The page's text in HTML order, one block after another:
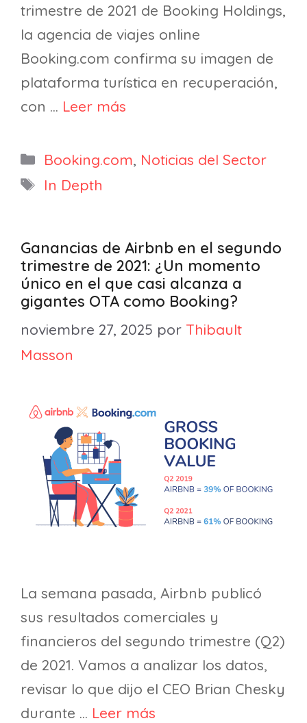
trimestre de 2021 de Booking Holdings,
la agencia de viajes online
Booking.com confirma su imagen de
plataforma turística en recuperación,
con … Leer más
Categorías
Booking.com, Noticias del Sector
Etiquetas
In Depth
Ganancias de Airbnb en el segundo
trimestre de 2021: ¿Un momento
único en el que casi alcanza a
gigantes OTA como Booking?
noviembre 27, 2025 por Thibault
Masson
La semana pasada, Airbnb publicó
sus resultados comerciales y
financieros del segundo trimestre (Q2)
de 2021. Vamos a analizar los datos,
revisar lo que dijo el CEO Brian Chesky
durante … Leer más